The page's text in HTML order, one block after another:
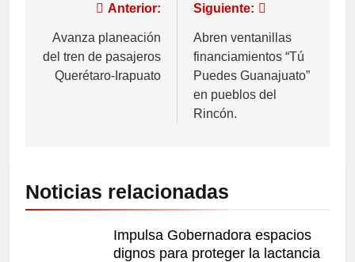
Anterior:
Avanza planeación
del tren de pasajeros
Querétaro-Irapuato
Siguiente:
Abren ventanillas
financiamientos “Tú
Puedes Guanajuato”
en pueblos del
Rincón.
Noticias relacionadas
Impulsa Gobernadora espacios
dignos para proteger la lactancia